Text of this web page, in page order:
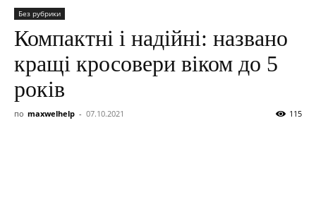
Без рубрики
Компактні і надійні: названо
кращі кросовери віком до 5
років
по maxwelhelp - 07.10.2021 115